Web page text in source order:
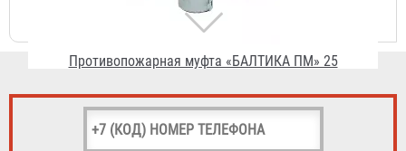
Противопожарная муфта «БАЛТИКА ПМ» 32